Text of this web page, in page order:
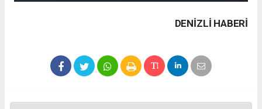
DENIZLI HABERİ